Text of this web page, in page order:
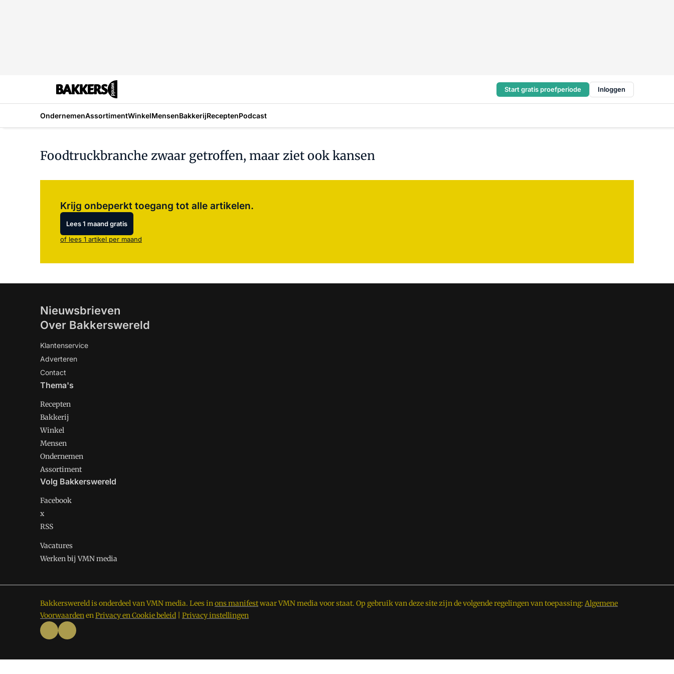
Start gratis proefperiode Inloggen
OndernemenAssortimentWinkelMensenBakkerijReceptenPodcast
Foodtruckbranche zwaar getroffen, maar ziet ook kansen
Krijg onbeperkt toegang tot alle artikelen.
Lees 1 maand gratis
of lees 1 artikel per maand
Nieuwsbrieven
Over Bakkerswereld
Klantenservice
Adverteren
Contact
Thema's
Recepten
Bakkerij
Winkel
Mensen
Ondernemen
Assortiment
Volg Bakkerswereld
Facebook
x
RSS
Vacatures
Werken bij VMN media
Bakkerswereld is onderdeel van VMN media. Lees inons manifestwaar VMN media voor staat. Op gebruik van deze site zijn de volgende regelingen van toepassing: Algemene
VoorwaardenenPrivacy en Cookie beleid Privacy instellingen